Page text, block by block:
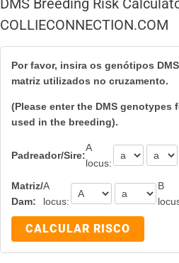
COLLIECONNECTION.COM
Por favor, insira os genótipos
matriz utilizados no cruzamento.
(Please enter the DMS genotypes
used in the breeding).
Padreador/Sire:
A
locus:
Matriz/
Dam:
A
locus:
B
CALCULAR RISCO